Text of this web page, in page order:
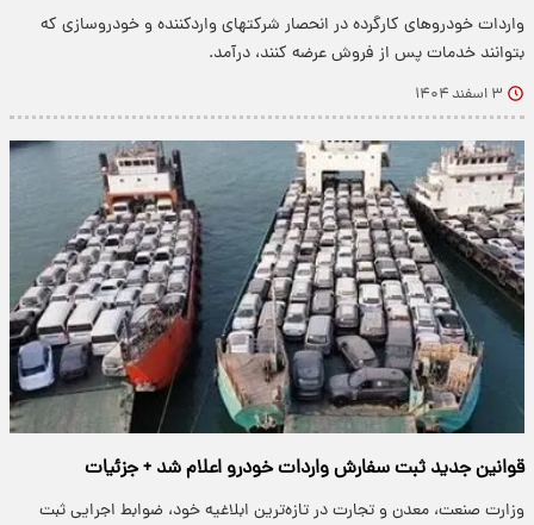
واردات خودروهای کارگرده در انحصار شرکتهای واردکننده و خودروسازی که
بتوانند خدمات پس از فروش عرضه کنند، درآمد.
۳ اسفند ۱۴۰۴
قوانین جدید ثبت سفارش واردات خودرو اعلام شد + جزئیات
وزارت صنعت، معدن و تجارت در تازه‌ترین ابلاغیه خود، ضوابط اجرایی ثبت